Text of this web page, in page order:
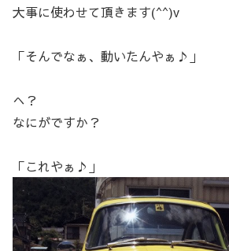
大事に使わせて頂きます(^^)v
「そんでなぁ、動いたんやぁ♪」
へ？
なにがですか？
「これやぁ♪」